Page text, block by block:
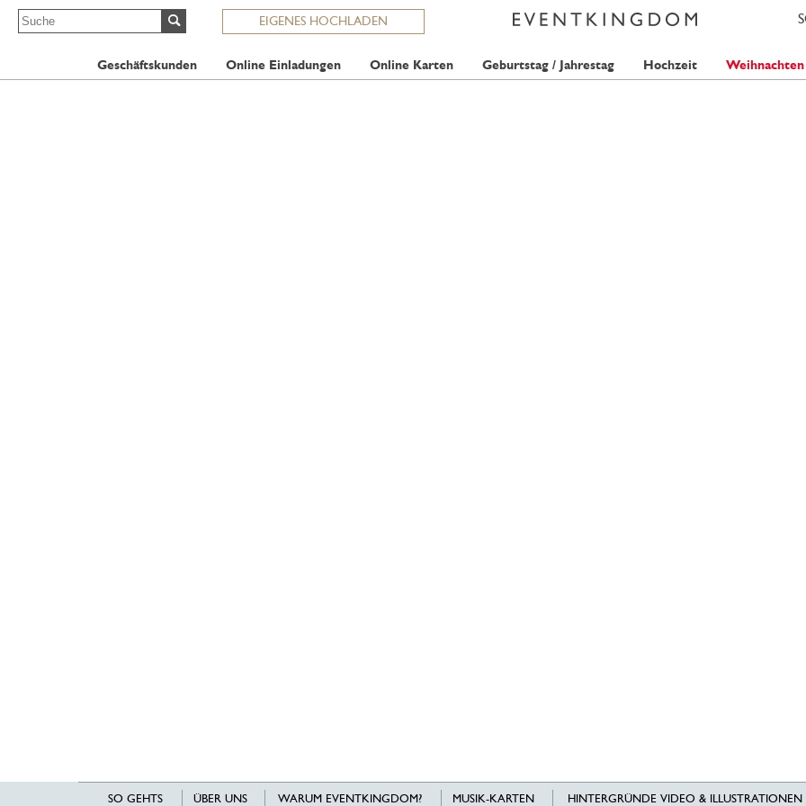
EIGENES HOCHLADEN
Geschäftskunden Online Einladungen Online Karten Geburtstag / Jahrestag Hochzeit Weihnachten
SO GEHTS ÜBER UNS WARUM EVENTKINGDOM? MUSIK-KARTEN HINTERGRÜNDE VIDEO & ILLUSTRATIONEN